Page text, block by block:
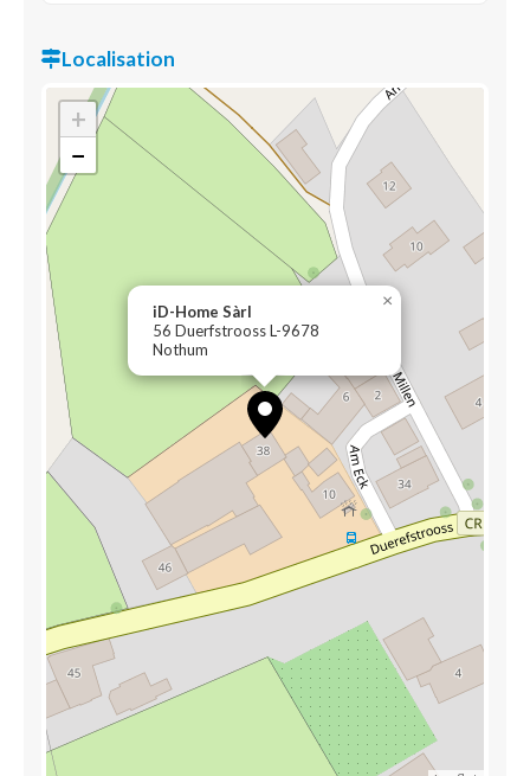
Localisation
iD-Home Sàrl
56 Duerfstrooss L-9678
Nothum
×
+
−